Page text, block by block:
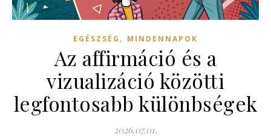
EGÉSZSÉG , MINDENNAPOK
Az affirmáció és a
vizualizáció közötti
legfontosabb különbségek
2026.07.01.